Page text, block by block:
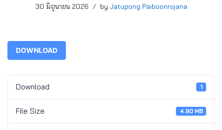
30 มิถุนายน 2026 by Jatupong Paiboonrojana
DOWNLOAD
Download 1
File Size 4.90 MB